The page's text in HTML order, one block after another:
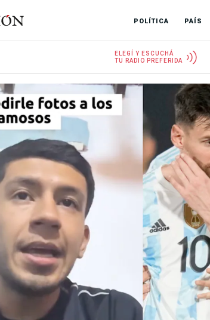
POLÍTICA PAÍS
ELEGÍ Y ESCUCHÁ
TU RADIO PREFERIDA